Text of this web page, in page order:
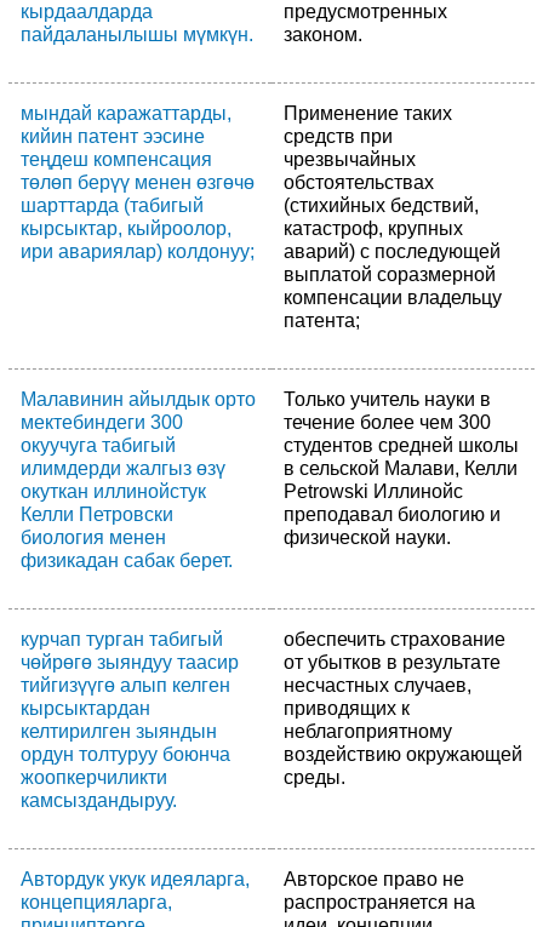
кырдаалдарда
пайдаланылышы мүмкүн.
предусмотренных
законом.
мындай каражаттарды,
кийин патент ээсине
теңдеш компенсация
төлөп берүү менен өзгөчө
шарттарда (табигый
кырсыктар, кыйроолор,
ири авариялар) колдонуу;
Применение таких
средств при
чрезвычайных
обстоятельствах
(стихийных бедствий,
катастроф, крупных
аварий) с последующей
выплатой соразмерной
компенсации владельцу
патента;
Малавинин айылдык орто
мектебиндеги 300
окуучуга табигый
илимдерди жалгыз өзү
окуткан иллинойстук
Келли Петровски
биология менен
физикадан сабак берет.
Только учитель науки в
течение более чем 300
студентов средней школы
в сельской Малави, Келли
Petrowski Иллинойс
преподавал биологию и
физической науки.
курчап турган табигый
чөйрөгө зыяндуу таасир
тийгизүүгө алып келген
кырсыктардан
келтирилген зыяндын
ордун толтуруу боюнча
жоопкерчиликти
камсыздандыруу.
обеспечить страхование
от убытков в результате
несчастных случаев,
приводящих к
неблагоприятному
воздействию окружающей
среды.
Автордук укук идеяларга,
концепцияларга,
Авторское право не
распространяется на